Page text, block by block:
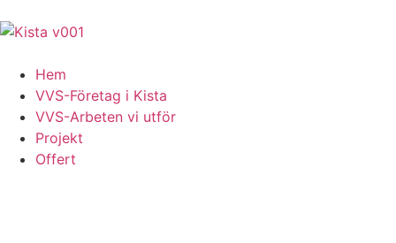
Hem
VVS-Företag i Kista
VVS-Arbeten vi utför
Projekt
Offert